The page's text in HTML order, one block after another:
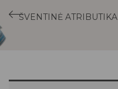
ŠVENTINĖ ATRIBUTIKA